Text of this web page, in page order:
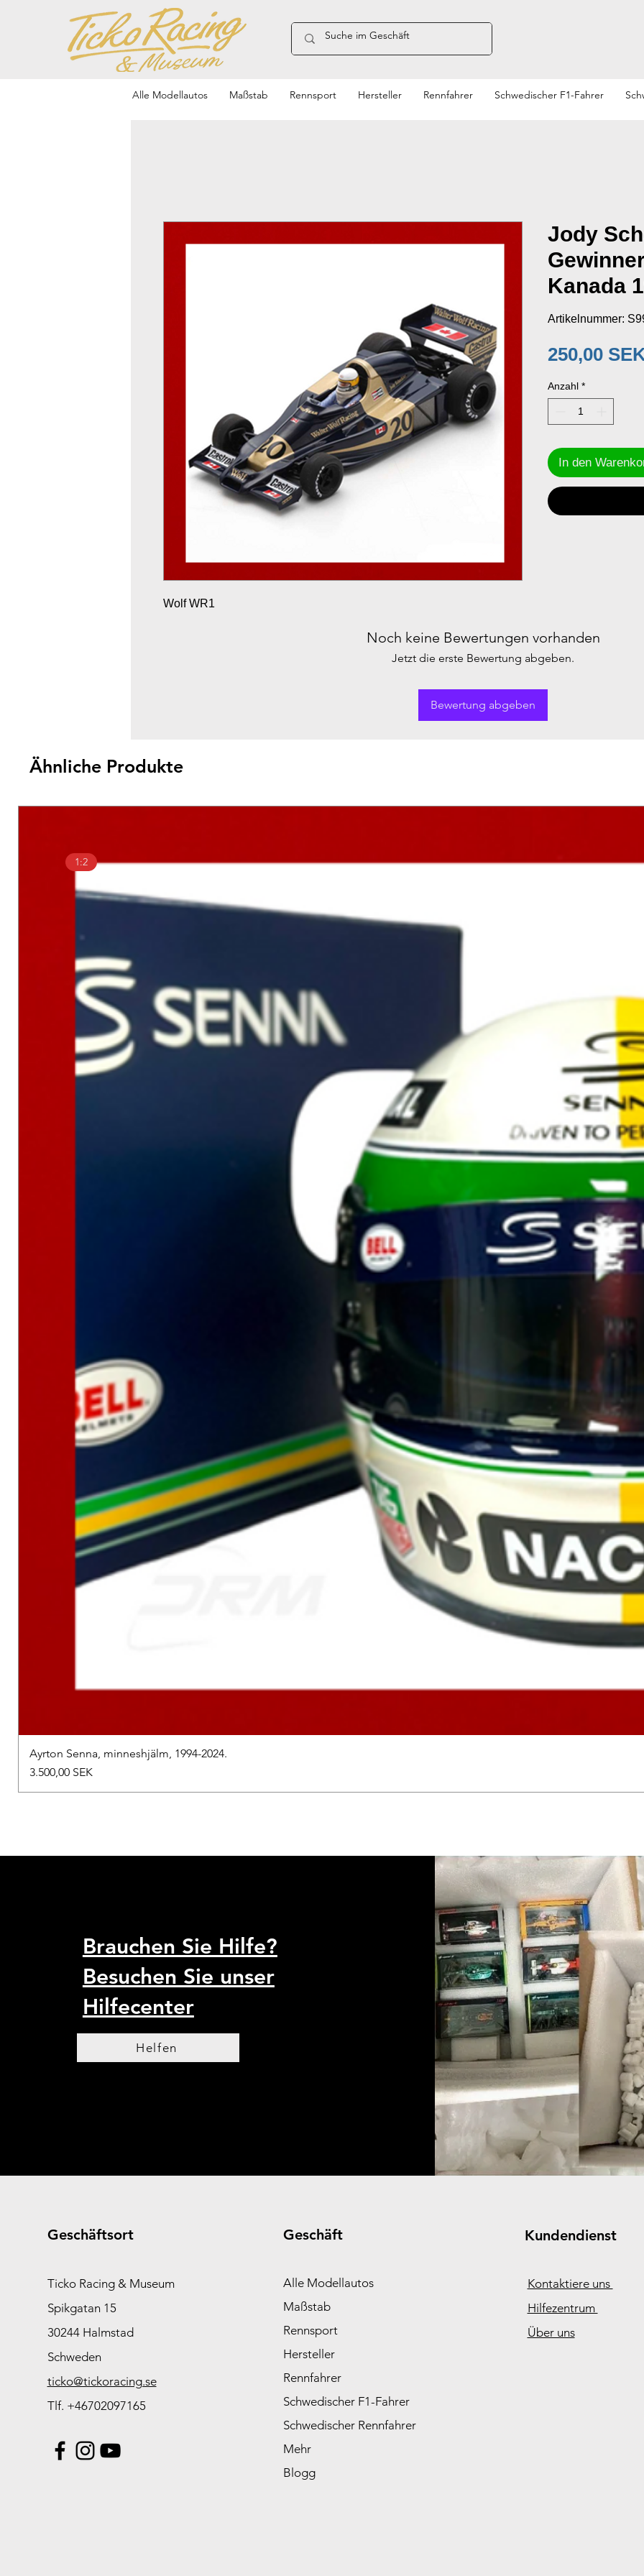
Alle Modellautos Maßstab Rennsport Hersteller Rennfahrer Schwedischer F1-Fahrer
Wolf WR1
Jody
Kanada
Artikelnummer:
250,00
Anzahl *
In den
Noch keine Bewertungen vorhanden
Jetzt die erste Bewertung abgeben.
Bewertung abgeben
Ähnliche Produkte
1:2
Ayrton Senna, minneshjälm, 1994-2024.
Preis
3.500,00 SEK
Brauchen Sie Hilfe?
Besuchen Sie unser
Hilfecenter
Helfen
Geschäftsort
Ticko Racing & Museum
Spikgatan 15
30244 Halmstad
Schweden
ticko@tickoracing.se
Tlf. +46702097165
Geschäft
Alle Modellautos
Maßstab
Rennsport
Hersteller
Rennfahrer
Schwedischer F1-Fahrer
Schwedischer Rennfahrer
Mehr
Blogg
Kundendienst
Kontaktiere uns
Hilfezentrum
Über uns